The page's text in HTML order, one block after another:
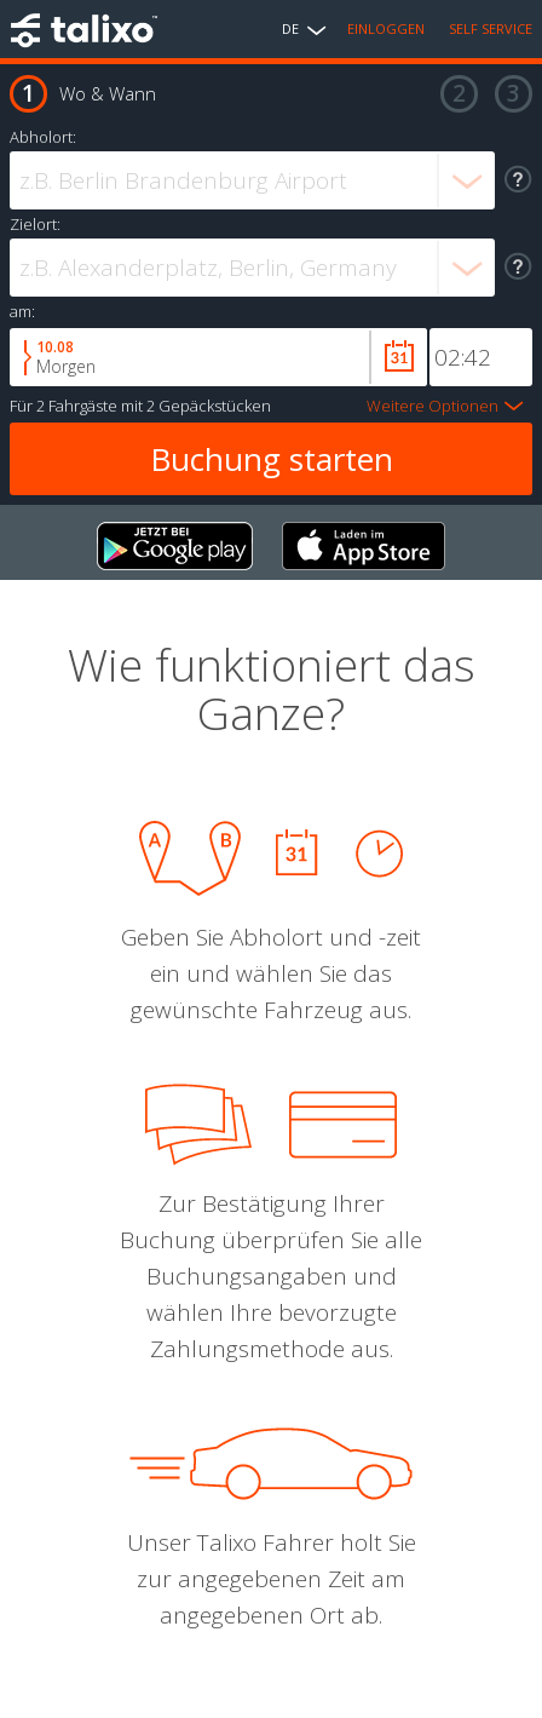
DE EINLOGGEN SELF SERVICE
Wo & Wann
Abholort:
Zielort:
am:
10.08
Morgen
Für2 Fahrgäste mit2 Gepäckstücken Weitere Optionen
Wie funktioniert das
Ganze?
Geben Sie Abholort und -zeit
ein und wählen Sie das
gewünschte Fahrzeug aus.
Zur Bestätigung Ihrer
Buchung überprüfen Sie alle
Buchungsangaben und
wählen Ihre bevorzugte
Zahlungsmethode aus.
Unser Talixo Fahrer holt Sie
zur angegebenen Zeit am
angegebenen Ort ab.